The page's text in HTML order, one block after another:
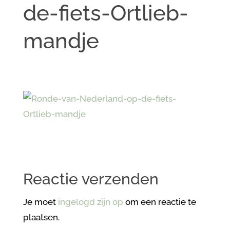
de-fiets-Ortlieb-
mandje
Reactie verzenden
Je moet ingelogd zijn op om een reactie te
plaatsen.